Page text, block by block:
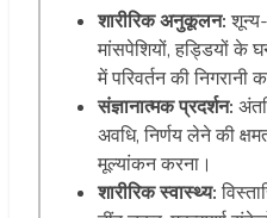
शारीरिक अनुकूलन:
मांसपेशियों, हड्डियों के
में परिवर्तन की निगरानी
संज्ञानात्मक प्रदर्शन:
अवधि, निर्णय लेने की
मूल्यांकन करना।
शारीरिक स्वास्थ्य: